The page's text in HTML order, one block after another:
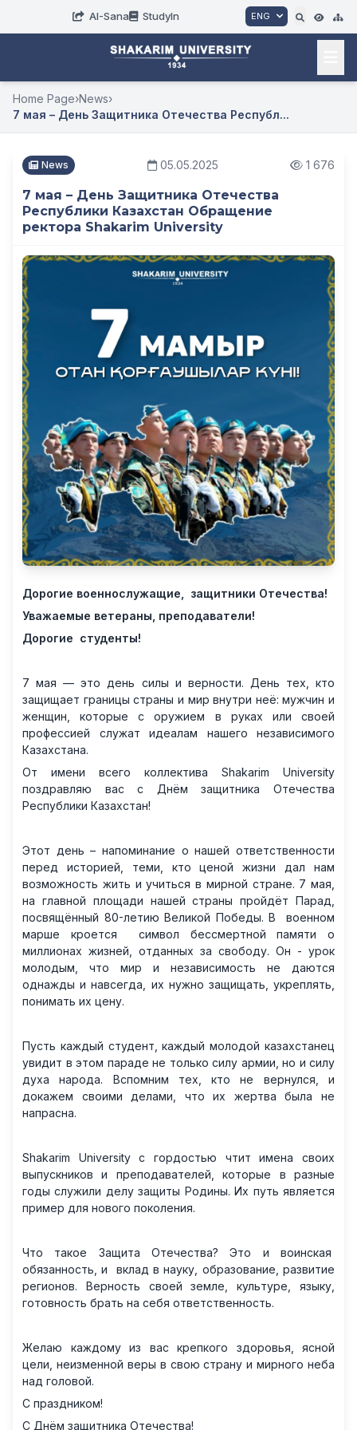
AI-Sana StudyIn ENG
Home Page›News›
7 мая – День Защитника Отечества Республ...
News 05.05.2025 1 676
7 мая – День Защитника Отечества
Республики Казахстан Обращение
ректора Shakarim University
Дорогие военнослужащие, защитники Отечества!
Уважаемые ветераны, преподаватели!
Дорогие студенты!
7 мая — это день силы и верности. День тех, кто
защищает границы страны и мир внутри неё: мужчин и
женщин, которые с оружием в руках или своей
профессией служат идеалам нашего независимого
Казахстана.
От имени всего коллектива Shakarim University
поздравляю вас с Днём защитника Отечества
Республики Казахстан!
Этот день – напоминание о нашей ответственности
перед историей, теми, кто ценой жизни дал нам
возможность жить и учиться в мирной стране. 7 мая,
на главной площади нашей страны пройдёт Парад,
посвящённый 80-летию Великой Победы. В военном
марше кроется символ бессмертной памяти о
миллионах жизней, отданных за свободу. Он - урок
молодым, что мир и независимость не даются
однажды и навсегда, их нужно защищать, укреплять,
понимать их цену.
Пусть каждый студент, каждый молодой казахстанец
увидит в этом параде не только силу армии, но и силу
духа народа. Вспомним тех, кто не вернулся, и
докажем своими делами, что их жертва была не
напрасна.
Shakarim University с гордостью чтит имена своих
выпускников и преподавателей, которые в разные
годы служили делу защиты Родины. Их путь является
пример для нового поколения.
Что такое Защита Отечества? Это и воинская
обязанность, и вклад в науку, образование, развитие
регионов. Верность своей земле, культуре, языку,
готовность брать на себя ответственность.
Желаю каждому из вас крепкого здоровья, ясной
цели, неизменной веры в свою страну и мирного неба
над головой.
С праздником!
С Днём защитника Отечества!